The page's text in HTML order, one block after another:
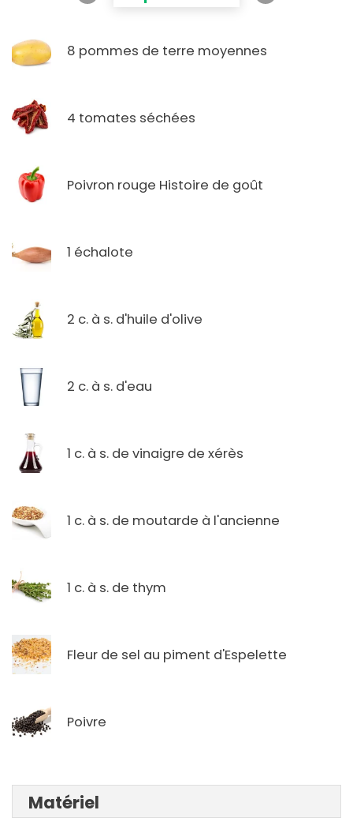
8 pommes de terre moyennes
4 tomates séchées
Poivron rouge Histoire de goût
1 échalote
2 c. à s. d'huile d'olive
2 c. à s. d'eau
1 c. à s. de vinaigre de xérès
1 c. à s. de moutarde à l'ancienne
1 c. à s. de thym
Fleur de sel au piment d'Espelette
Poivre
Matériel